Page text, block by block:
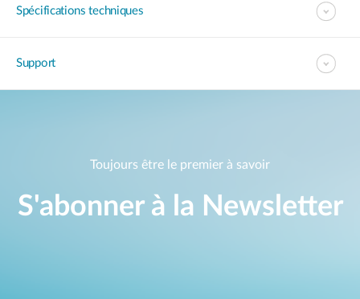
Spécifications techniques
Support
Toujours être le premier à savoir
S'abonner à la Newsletter